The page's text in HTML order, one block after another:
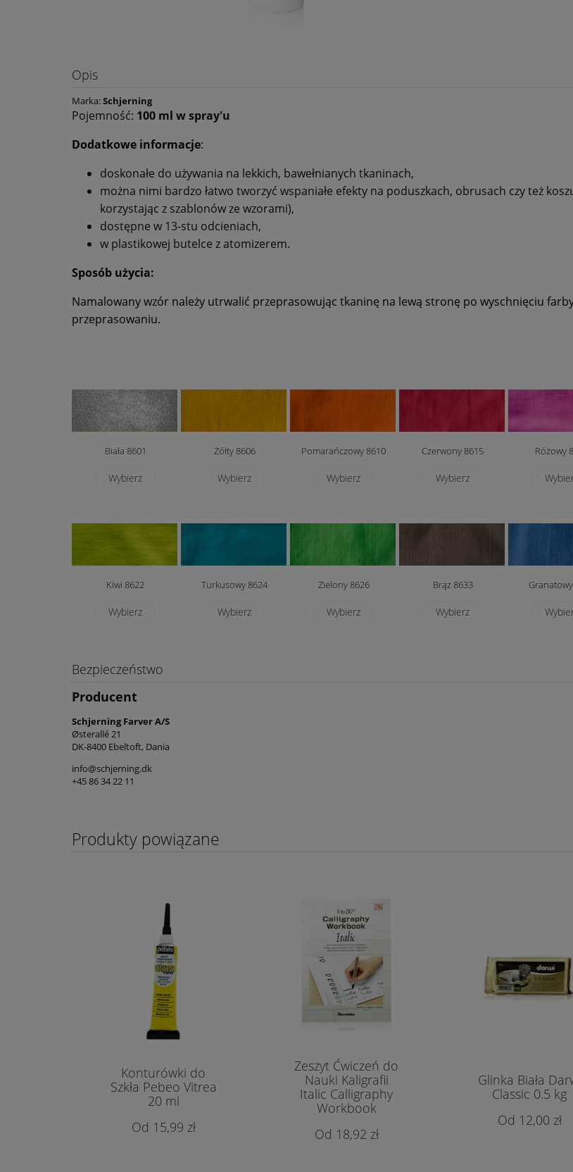
Opis
Marka:Schjerning
Pojemność: 100 ml w spray'u
Dodatkowe informacje:
doskonałe do używania na lekkich, bawełnianych tkaninach,
można nimi bardzo łatwo tworzyć wspaniałe efekty na poduszkach, obrusach czy też
korzystając z szablonów ze wzorami),
dostępne w 13-stu odcieniach,
w plastikowej butelce z atomizerem.
Sposób użycia:
Namalowany wzór należy utrwalić przeprasowując tkaninę na lewą stronę po wyschnięciu
przeprasowaniu.
Biała 8601
Wybierz
Żółty 8606
Wybierz
Pomarańczowy 8610
Wybierz
Czerwony 8615
Wybierz
Różowy
Kiwi 8622
Wybierz
Turkusowy 8624
Wybierz
Zielony 8626
Wybierz
Brąz 8633
Wybierz
Bezpieczeństwo
Producent
Schjerning Farver A/S
Østerallé 21
DK-8400 Ebeltoft, Dania
info@schjerning.dk
+45 86 34 22 11
Produkty powiązane
Konturówki do
Szkła Pebeo Vitrea
20 ml
15,99 zł
Zeszyt Ćwiczeń do
Nauki Kaligrafii
Italic Calligraphy
Workbook
18,92 zł
Glinka Biała
Classic 0.5 kg
12,00 zł